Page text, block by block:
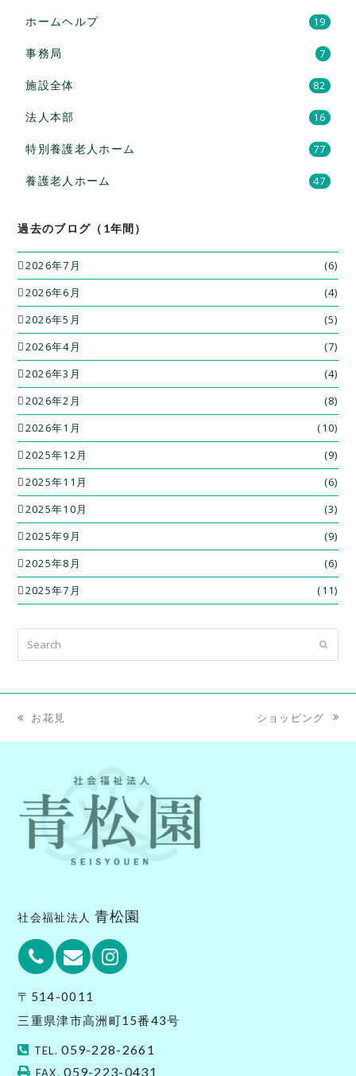
ホームヘルプ 19
事務局 7
施設全体 82
法人本部 16
特別養護老人ホーム 77
養護老人ホーム 47
過去のブログ（1年間）
2026年7月
(6)
2026年6月
(4)
2026年5月
(5)
2026年4月
(7)
2026年3月
(4)
2026年2月
(8)
2026年1月
(10)
2025年12月
(9)
2025年11月
(6)
2025年10月
(3)
2025年9月
(9)
2025年8月
(6)
2025年7月
(11)
previous
post:
お花見
next
post:
ショッピング
社会福祉法人 青松園
PhoneEmailInstagram
〒514-0011
三重県津市高洲町15番43号
TEL. 059-228-2661
FAX. 059-223-0431